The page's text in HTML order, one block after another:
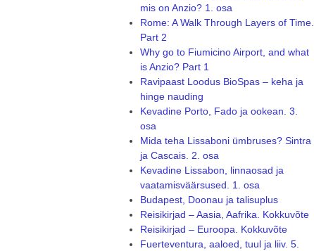
mis on Anzio? 1. osa
Rome: A Walk Through Layers of Time.
Part 2
Why go to Fiumicino Airport, and what
is Anzio? Part 1
Ravipaast Loodus BioSpas – keha ja
hinge nauding
Kevadine Porto, Fado ja ookean. 3.
osa
Mida teha Lissaboni ümbruses? Sintra
ja Cascais. 2. osa
Kevadine Lissabon, linnaosad ja
vaatamisväärsused. 1. osa
Budapest, Doonau ja talisuplus
Reisikirjad – Aasia, Aafrika. Kokkuvõte
Reisikirjad – Euroopa. Kokkuvõte
Fuerteventura, aaloed, tuul ja liiv. 5.